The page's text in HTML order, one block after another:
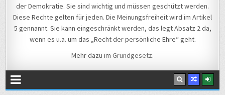
der Demokratie. Sie sind wichtig und müssen geschützt werden.
Diese Rechte gelten für jeden. Die Meinungsfreiheit wird im Artikel
5 gennannt. Sie kann eingeschränkt werden, das legt Absatz 2 da,
wenn es u.a. um das „Recht der persönliche Ehre“ geht.
Mehr dazu im Grundgesetz.